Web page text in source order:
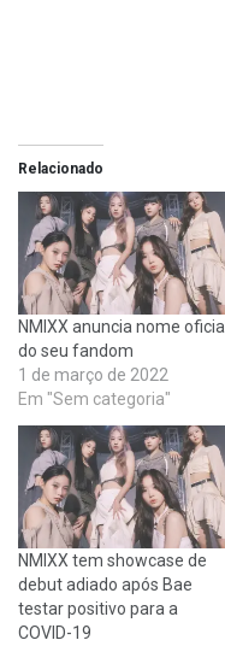
Relacionado
NMIXX anuncia nome oficial
do seu fandom
1 de março de 2022
Em "Sem categoria"
NMIXX tem showcase de
debut adiado após Bae
testar positivo para a
COVID-19